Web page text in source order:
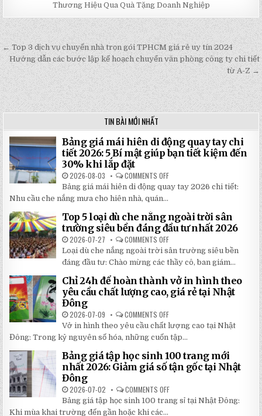
Thương Hiệu Qua Quà Tặng Doanh Nghiệp
Post
navigation
← Top 3 dịch vụ chuyển nhà trọn gói TPHCM giá rẻ uy tín 2024
Hướng dẫn các bước lập kế hoạch chuyển văn phòng công ty chi tiết
từ A-Z →
TIN BÀI MỚI NHẤT
Bảng giá mái hiên di động quay tay chi
tiết 2026: 5 Bí mật giúp bạn tiết kiệm đến
30% khi lắp đặt
2026-08-03 COMMENTS OFF
BẢNG
GIÁ
ĐỘNG
QUAY
TAY
TIẾT
2026:
5
BÍ
MẬT
GIÚP
BẠN
TIẾT
KHI
LẮP
ĐẶT
Bảng giá mái hiên di động quay tay 2026 chi tiết:
Nhu cầu che nắng mưa cho hiên nhà, quán...
Top 5 loại dù che nắng ngoài trời sân
trường siêu bền đáng đầu tư nhất 2026
2026-07-27 COMMENTS OFF
TOP
5
LOẠI
DÙ
CHE
NẮNG
NGOÀI
TRỜI
BỀN
ĐÁNG
ĐẦU
NHẤT
2026
Loại dù che nắng ngoài trời sân trường siêu bền
đáng đầu tư: Chào mừng các thầy cô, ban giám...
Chỉ 24h để hoàn thành vở in hình theo
yêu cầu chất lượng cao, giá rẻ tại Nhật
Đông
2026-07-09 COMMENTS OFF
CHỈ
24H
ĐỂ
HOÀN
VỞ
IN
HÌNH
YÊU
CHẤT
LƯỢNG
Vở in hình theo yêu cầu chất lượng cao tại Nhật
Đông: Trong kỷ nguyên số hóa, những cuốn tập...
Bảng giá tập học sinh 100 trang mới
nhất 2026: Giảm giá số tận gốc tại Nhật
Đông
2026-07-02 COMMENTS OFF
BẢNG
GIÁ
Bảng giá tập học sinh 100 trang sỉ tại Nhật Đông:
Khi mùa khai trường đến gần hoặc khi các...